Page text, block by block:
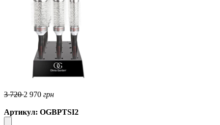
3 7202 970 грн
Артикул: OGBPTSI2